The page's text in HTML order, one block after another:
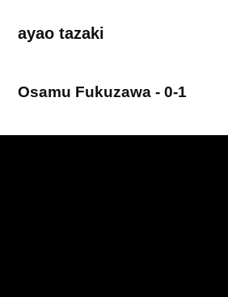
ayao tazaki
Osamu Fukuzawa - 0-1